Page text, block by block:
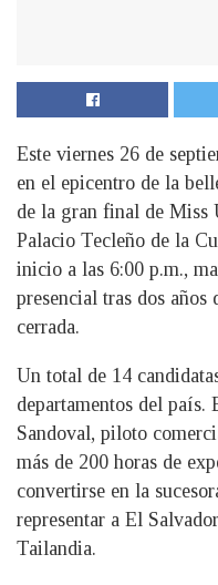
Este viernes 26 de
en el epicentro de la
de la gran final de Miss
Palacio Tecleño de la
inicio a las 6:00 p.m.,
presencial tras dos años
cerrada.
Un total de 14
departamentos del país.
Sandoval, piloto
más de 200 horas de
convertirse en la
representar a El
Tailandia.